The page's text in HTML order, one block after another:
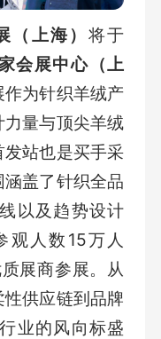
（上海） 将于
会展中心（上
为针织羊绒产
量与顶尖羊绒
站也是买手采
盖了针织全品
以及趋势设计
观人数15万人
展商参展。从
供应链到品牌
业的风向标盛